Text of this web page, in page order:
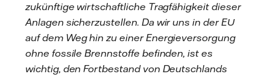
zukünftige wirtschaftliche Tragfähigkeit dieser
Anlagen sicherzustellen. Da wir uns in der EU
auf dem Weg hin zu einer Energieversorgung
ohne fossile Brennstoffe befinden, ist es
wichtig, den Fortbestand von Deutschlands